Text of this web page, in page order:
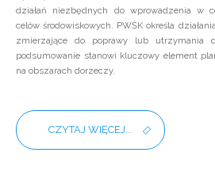
działań niezbędnych do wprowadzenia w
celów środowiskowych. PWŚK określa
zmierzające do poprawy lub utrzymania
podsumowanie stanowi kluczowy element
na obszarach dorzeczy.
CZYTAJ WIĘCEJ...